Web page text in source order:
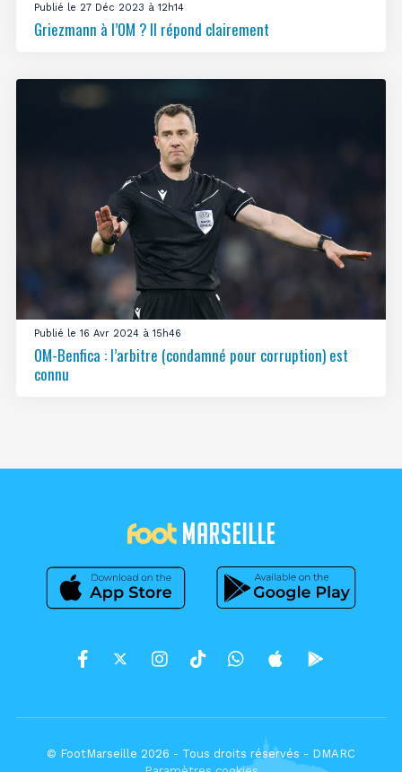
Publié le 27 Déc 2023 à 12h14
Griezmann à l’OM ? Il répond clairement
Publié le 16 Avr 2024 à 15h46
OM-Benfica : l’arbitre (condamné pour corruption) est
connu
© FootMarseille 2026 - Tous droits réservés - DMARC